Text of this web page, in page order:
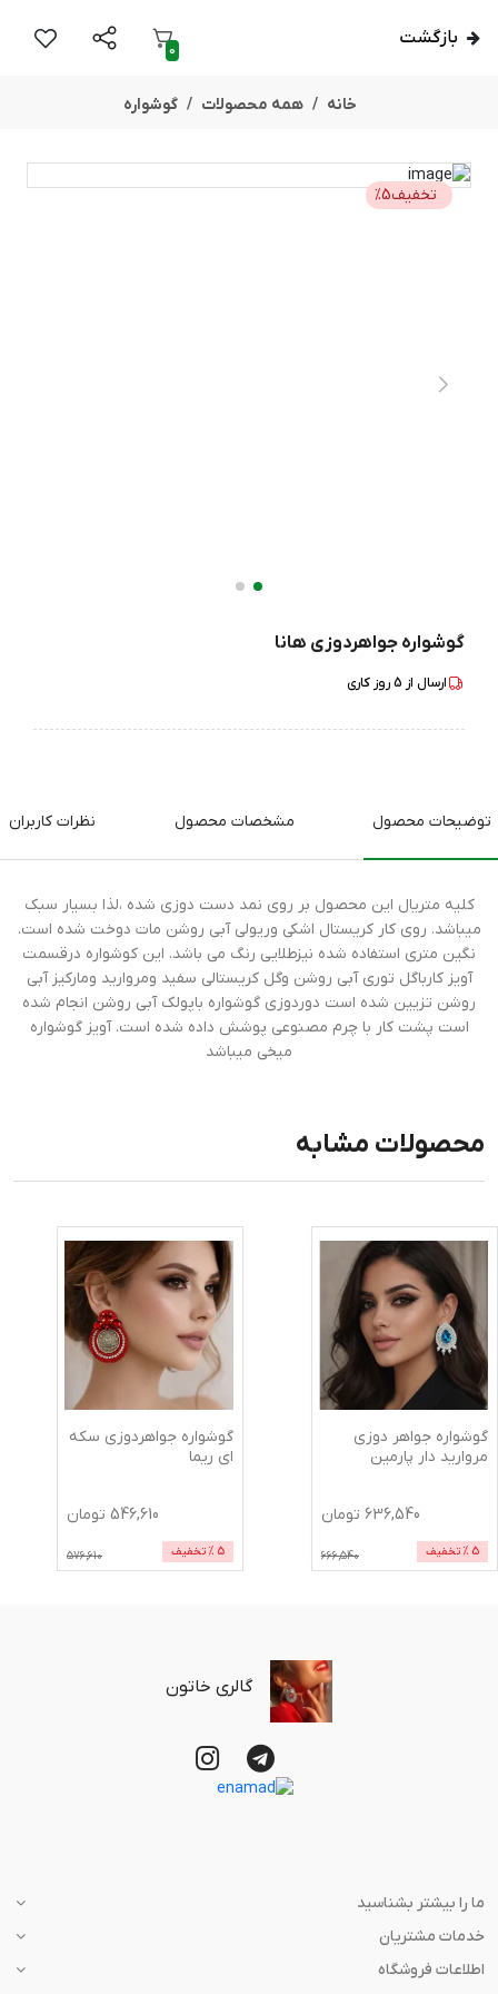
بازگشت
0
خانه همه محصولات گوشواره
تخفیف %5
گوشواره جواهردوزی هانا
ارسال از 5روز کاری
توضیحات محصول مشخصات محصول نظرات کاربران
کلیه متریال این محصول بر روی نمد دست دوزی شده ،لذا بسیار سبک
میباشد. روی کار کریستال اشکی وریولی آبی روشن مات دوخت شده است.
نگین متری استفاده شده نیزطلایی رنگ می باشد. این کوشواره درقسمت
آویز کارباگل توری آبی روشن وگل کریستالی سفید ومروارید ومارکیز آبی
روشن تزیین شده است دوردوزی گوشواره باپولک آبی روشن انجام شده
است پشت کار با چرم مصنوعی پوشش داده شده است. آویز گوشواره
میخی میباشد
محصولات مشابه
گوشواره جواهر دوزی
مروارید دار پارمین
636,540 تومان
5 % تخفیف 666,540
گوشواره جواهردوزی سکه
ای ریما
546,610 تومان
5 % تخفیف 576,610
گالری خاتون
ما را بیشتر بشناسید
خدمات مشتریان
اطلاعات فروشگاه